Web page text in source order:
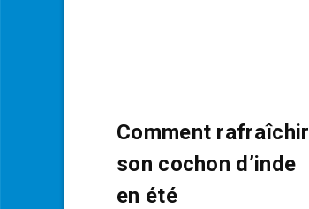
Comment rafraîchir
son cochon d’inde
en été